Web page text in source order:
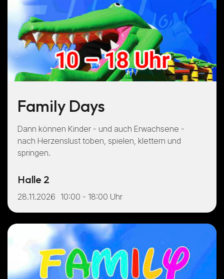
Family Days
Dann können Kinder - und auch Erwachsene -
nach Herzenslust toben, spielen, klettern und
springen.
Halle 2
28.11.2026 10:00 - 18:00 Uhr